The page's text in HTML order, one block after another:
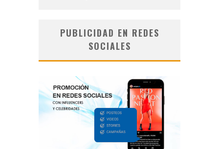
PUBLICIDAD EN REDES
SOCIALES